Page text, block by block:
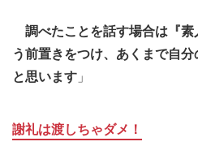
調べたことを話す場合は『素
う前置きをつけ、あくまで自
と思います 」
謝礼は渡しちゃダメ！